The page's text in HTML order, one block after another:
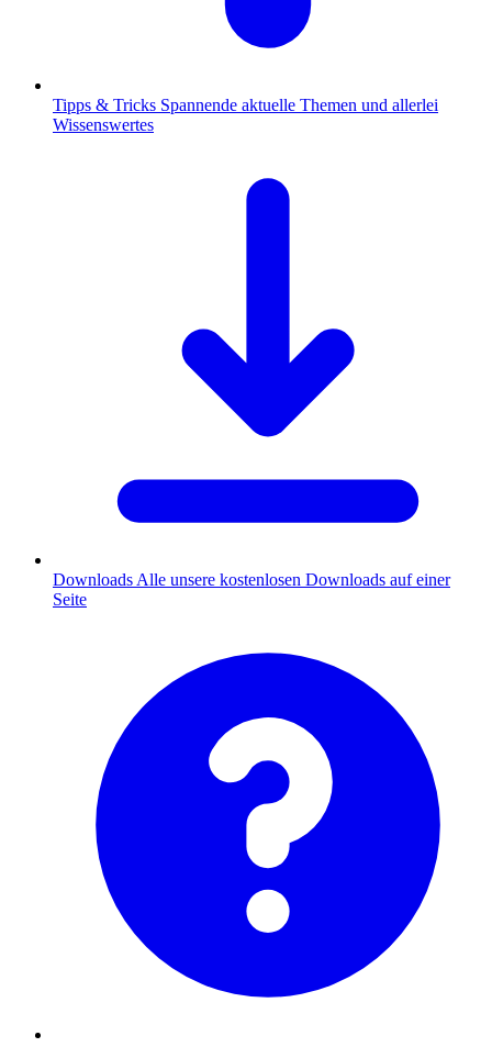
Tipps & Tricks Spannende aktuelle Themen und allerlei
Wissenswertes
Downloads Alle unsere kostenlosen Downloads auf einer
Seite